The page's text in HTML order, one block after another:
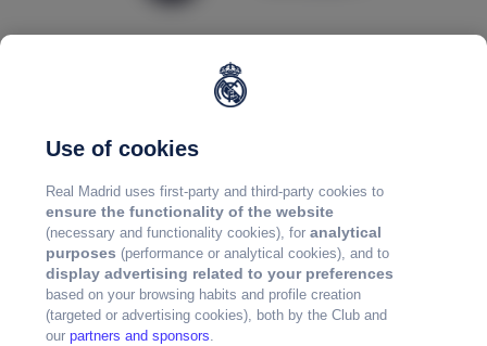
Use of cookies
Real Madrid uses first-party and third-party cookies to
ensure the functionality of the website
(necessary and functionality cookies), foranalytical
purposes (performance or analytical cookies), and to
display advertising related to your preferences
based on your browsing habits and profile creation
(targeted or advertising cookies), both by the Club and
ourpartners and sponsors.